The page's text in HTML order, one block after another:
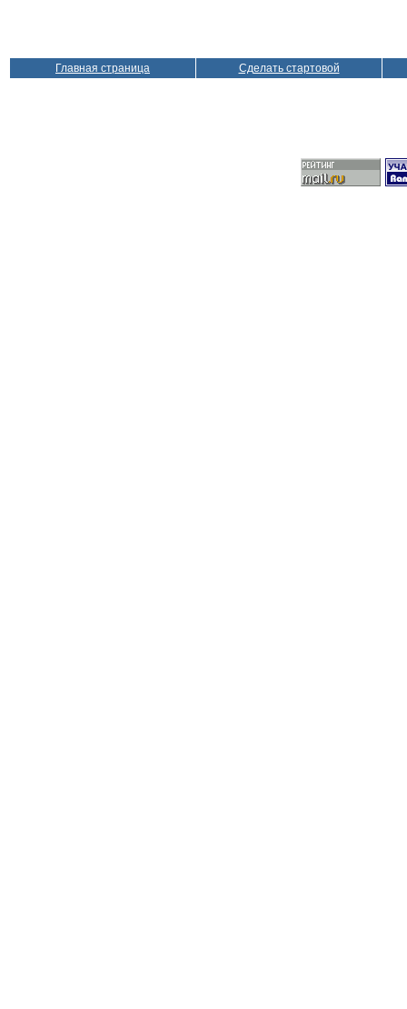
Главная страница Сделать стартовой